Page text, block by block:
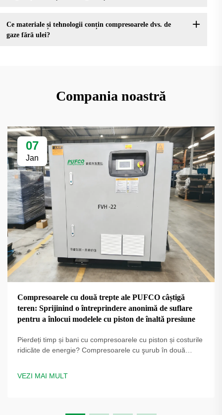
Ce materiale și tehnologii conțin compresoarele dvs. de
gaze fără ulei?
Compania noastră
07
Jan
Compresoarele cu două trepte ale PUFCO câștigă
teren: Sprijinind o întreprindere anonimă de suflare
pentru a înlocui modelele cu piston de înaltă presiune
Pierdeți timp și bani cu compresoarele cu piston și costurile
ridicăte de energie? Compresoarele cu şurub în două
solicitați o evaluare a soluției.
VEZI MAI MULT